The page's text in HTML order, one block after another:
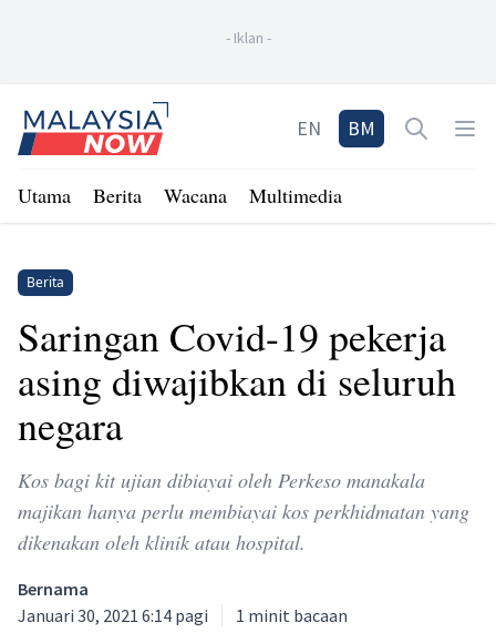
- Iklan -
Home
EN BM Open
Utama Berita Wacana Multimedia
Berita
Saringan Covid-19 pekerja
asing diwajibkan di seluruh
negara
Kos bagi kit ujian dibiayai oleh Perkeso manakala
majikan hanya perlu membiayai kos perkhidmatan yang
dikenakan oleh klinik atau hospital.
Bernama
Januari 30, 2021 6:14 pagi
1 minit bacaan